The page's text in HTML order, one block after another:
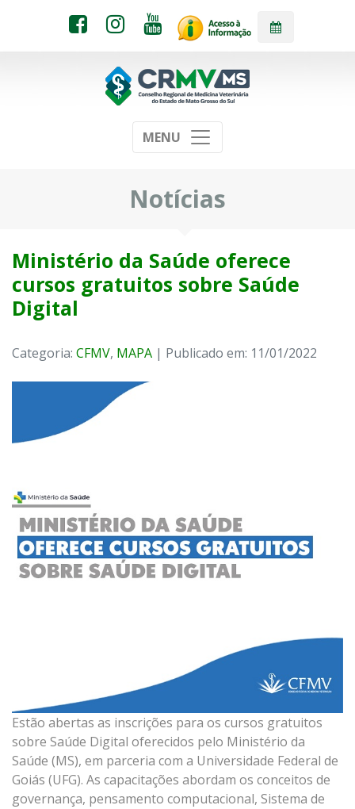
MENU
Notícias
Ministério da Saúde oferece
cursos gratuitos sobre Saúde
Digital
Categoria: CFMV, MAPA | Publicado em: 11/01/2022
Estão abertas as inscrições para os cursos gratuitos
sobre Saúde Digital oferecidos pelo Ministério da
Saúde (MS), em parceria com a Universidade Federal de
Goiás (UFG). As capacitações abordam os conceitos de
governança, pensamento computacional, Sistema de